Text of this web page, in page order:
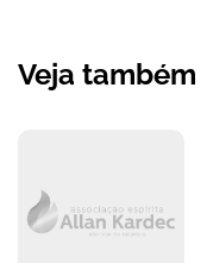
Veja também